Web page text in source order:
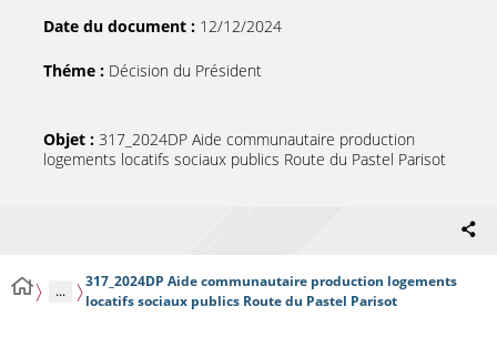
Date du document : 12/12/2024
Théme : Décision du Président
Objet : 317_2024DP Aide communautaire production
logements locatifs sociaux publics Route du Pastel Parisot
...
317_2024DP Aide communautaire production logements
locatifs sociaux publics Route du Pastel Parisot